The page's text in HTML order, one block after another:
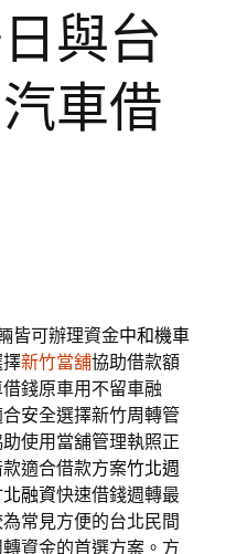
與台
車借
皆可辦理資金中和機車
擇新竹當舖協助借款額
錢原車用不留車融
安全選擇新竹周轉管
使用當舖管理執照正
適合借款方案竹北週
融資快速借錢週轉最
為常見方便的台北民間
資金的首選方案。方